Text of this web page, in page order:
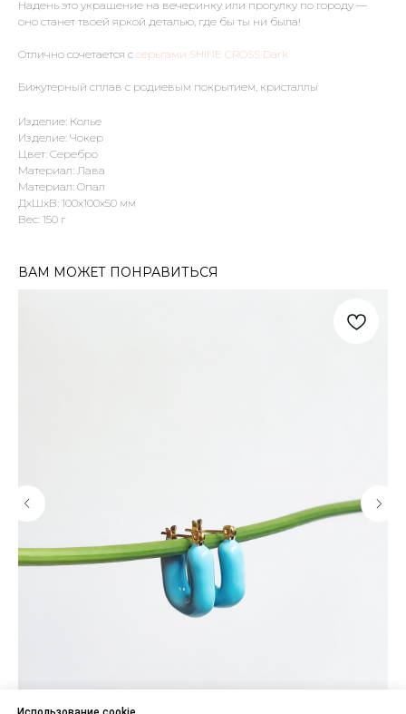
Надень это украшение на вечеринку или прогулку по городу —
оно станет твоей яркой деталью, где бы ты ни была!
Отлично сочетается с серьгами SHINE CROSS Dark
Бижутерный сплав с родиевым покрытием, кристаллы
Изделие: Колье
Изделие: Чокер
Цвет: Серебро
Материал: Лава
Материал: Опал
ДxШxВ: 100x100x50 мм
Вес: 150 г
ВАМ МОЖЕТ ПОНРАВИТЬСЯ